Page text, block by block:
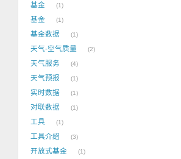
基金 1
基金 1
基金数据 1
天气-空气质量 2
天气服务 4
天气预报 1
实时数据 1
对联数据 1
工具 1
工具介绍 3
开放式基金 1